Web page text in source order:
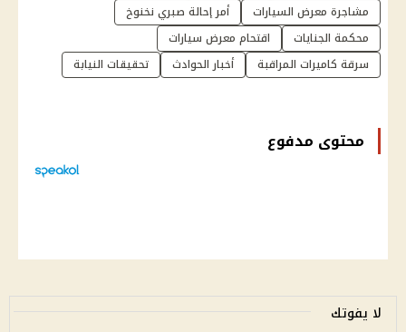
مشاجرة معرض السيارات
أمر إحالة صبري نخنوخ
محكمة الجنايات
اقتحام معرض سيارات
سرقة كاميرات المراقبة
أخبار الحوادث تحقيقات النيابة
محتوى مدفوع
لا يفوتك